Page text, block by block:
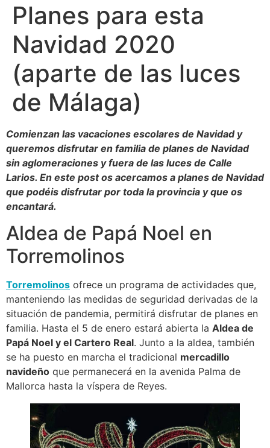
Planes para esta
Navidad 2020
(aparte de las luces
de Málaga)
Comienzan las vacaciones escolares de Navidad y
queremos disfrutar en familia de planes de Navidad
sin aglomeraciones y fuera de las luces de Calle
Larios. En este post os acercamos a planes de Navidad
que podéis disfrutar por toda la provincia y que os
encantará.
Aldea de Papá Noel en
Torremolinos
Torremolinos ofrece un programa de actividades que,
manteniendo las medidas de seguridad derivadas de la
situación de pandemia, permitirá disfrutar de planes en
familia. Hasta el 5 de enero estará abierta la Aldea de
Papá Noel y el Cartero Real. Junto a la aldea, también
se ha puesto en marcha el tradicional mercadillo
navideño que permanecerá en la avenida Palma de
Mallorca hasta la víspera de Reyes.